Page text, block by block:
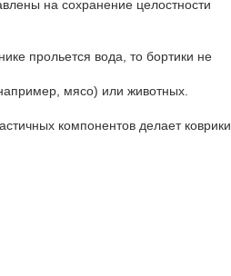
на сохранение целостности
прольется вода, то бортики не
мясо) или животных.
компонентов делает коврики